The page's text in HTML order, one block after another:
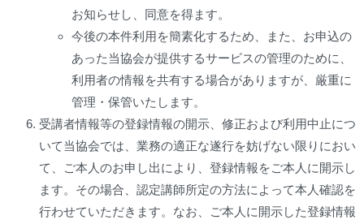
お知らせし、同意を得ます。
今後の本件利用を簡素化するため、また、お申込の
あった当協会が提供するサービスの管理のために、
利用者の情報を共有する場合がありますが、厳重に
管理・保管いたします。
受講者情報等の登録情報の開示、修正および利用中止につ
いて当協会では、業務の適正な遂行を妨げない限りにおい
て、ご本人のお申し出により、登録情報をご本人に開示し
ます。その場合、認定講師所定の方法によって本人確認を
行わせていただきます。なお、ご本人に開示した登録情報